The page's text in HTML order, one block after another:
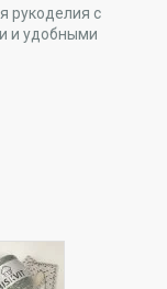
рукоделия с
и удобными